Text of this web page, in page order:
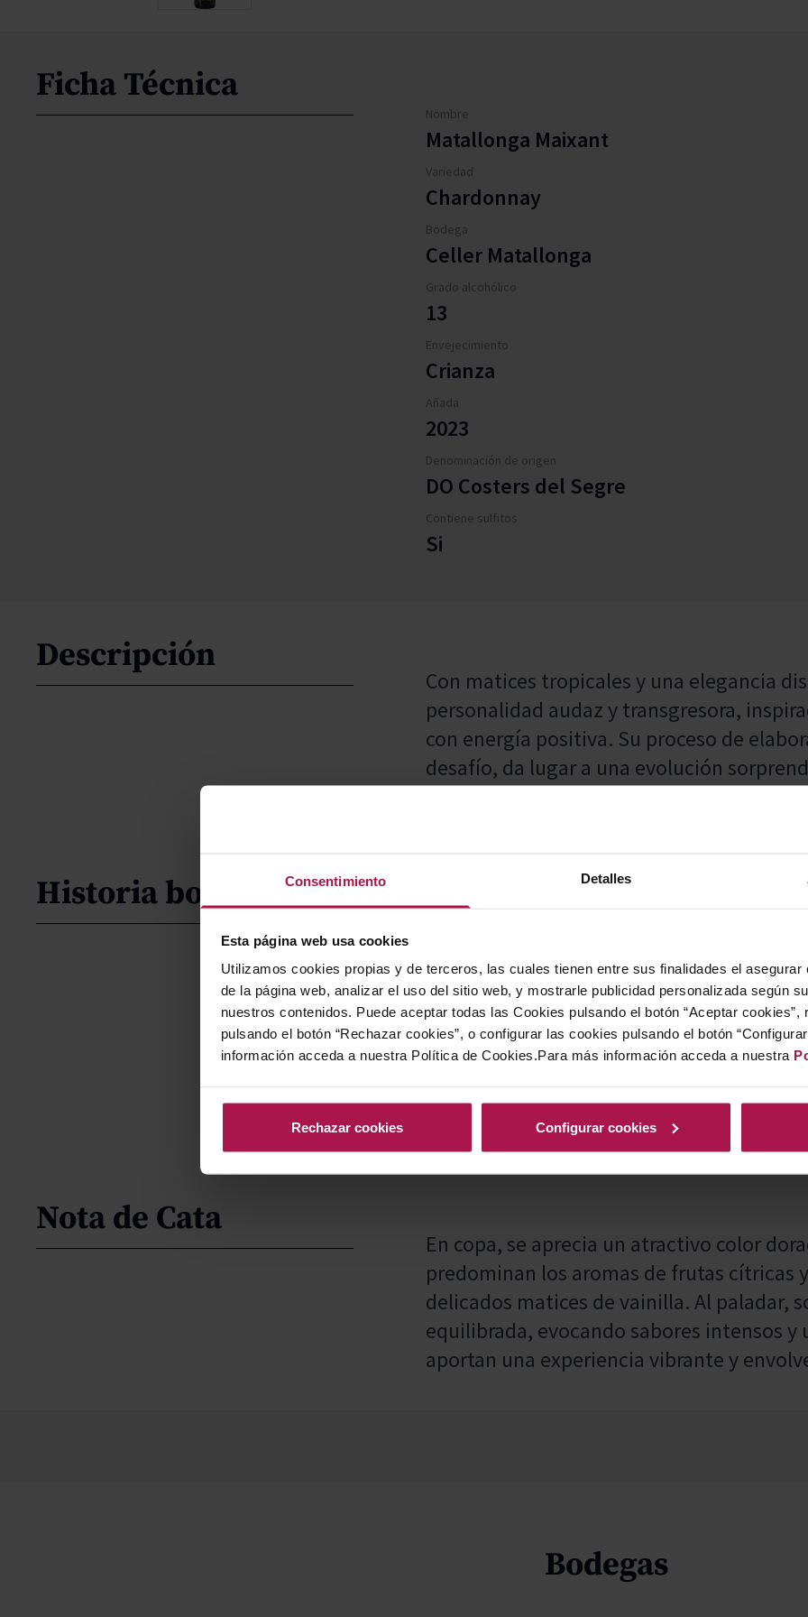
Consentimiento Detalles
Esta página web usa cookies
Utilizamos cookies propias y de terceros, las cuales tienen entre sus finalidades el asegurar
de la página web, analizar el uso del sitio web, y mostrarle publicidad personalizada según
nuestros contenidos. Puede aceptar todas las Cookies pulsando el botón “Aceptar cookies”,
pulsando el botón “Rechazar cookies”, o configurar las cookies pulsando el botón
información acceda a nuestra Política de Cookies.Para más información acceda a nuestra
Rechazar cookies Configurar cookies
Ficha Técnica
Nombre
Matallonga Maixant
Variedad
Chardonnay
Bodega
Celler Matallonga
Grado alcohólico
13
Envejecimiento
Crianza
Añada
2023
Denominación de origen
DO Costers del Segre
Contiene sulfitos
Si
Descripción
Con matices tropicales y una elegancia
personalidad audaz y transgresora,
con energía positiva. Su proceso de
desafío, da lugar a una evolución
gran calidad y autenticidad, ideal para
Historia bodega
Cal Banya y Cal Ventosa de Fulleda son
vitivinícola auténtico que comenzó
aunque su gestación venía de tiempo
respuesta al abandono del territorio y al
generaciones anteriores, evitando que el
Además, la necesidad de valorar
por el mundo del vino motivaron a sus
forma de vida. Este tipo de proyectos,
desarrollan gracias a la ilusión y el
Nota de Cata
En copa, se aprecia un atractivo color
predominan los aromas de frutas cítricas
delicados matices de vainilla. Al paladar,
equilibrada, evocando sabores intensos
aportan una experiencia vibrante y
Bodegas